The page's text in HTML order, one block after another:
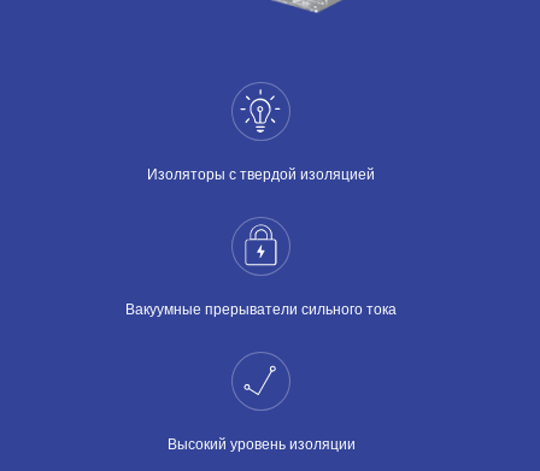
Изоляторы с твердой изоляцией
Вакуумные прерыватели сильного тока
Высокий уровень изоляции